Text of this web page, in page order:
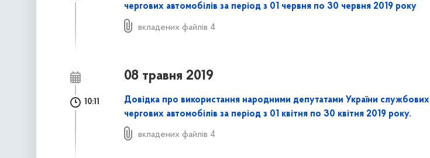
чергових автомобілів за період з 01 червня по 30 червня 2019 року
вкладених файлів 4
08 травня 2019
10:11
Довідка про використання народними депутатами України службових
чергових автомобілів за період з 01 квітня по 30 квітня 2019 року.
вкладених файлів 4